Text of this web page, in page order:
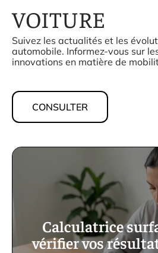
Calculatrice
vérifier vos
VOITURE
Suivez les actualités et les
automobile. Informez-vous sur
innovations en matière de
CONSULTER